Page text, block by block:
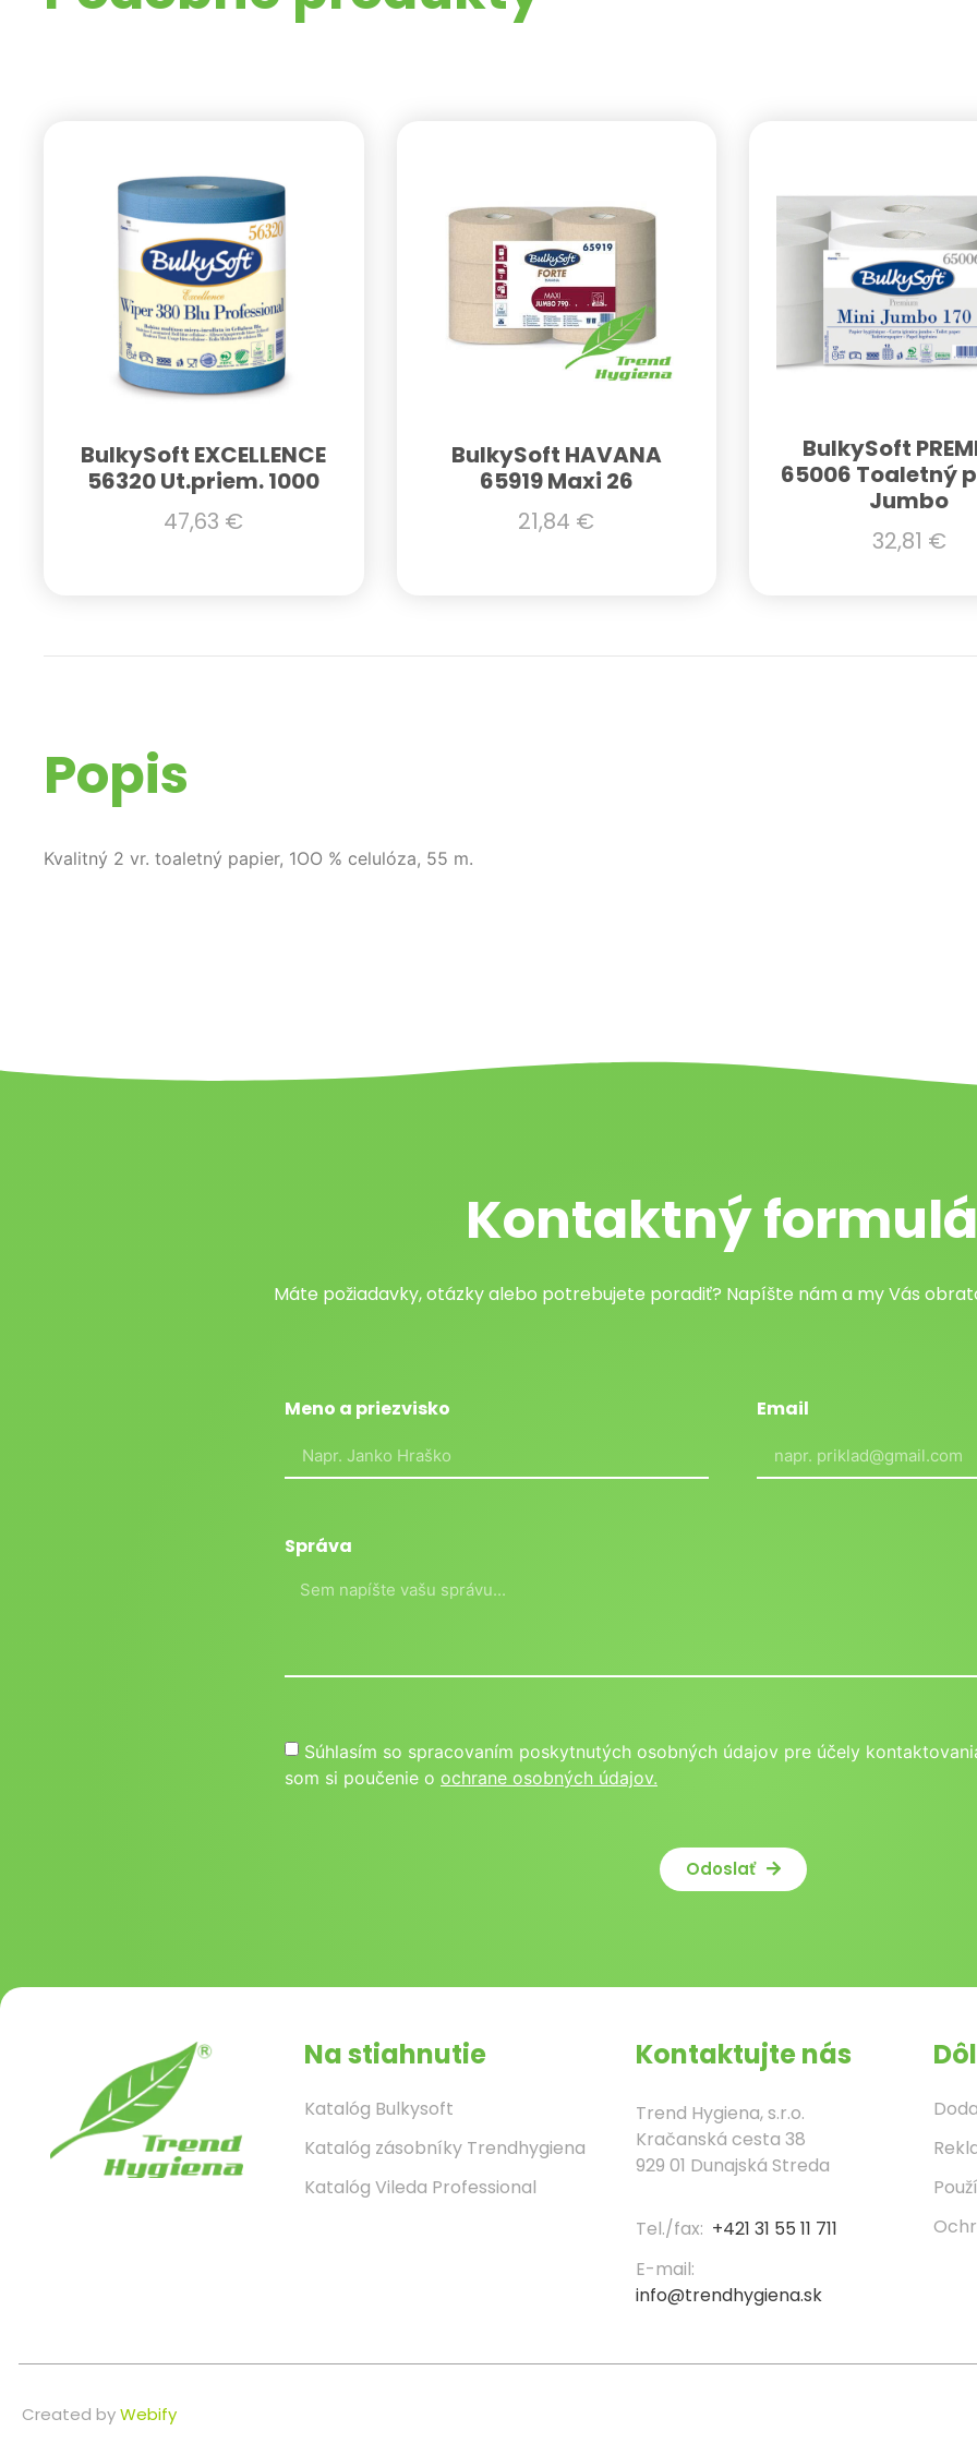
BulkySoft EXCELLENCE
56320 Ut.priem. 1000
47,63 €
BulkySoft HAVANA
65919 Maxi 26
21,84 €
BulkySoft
65006 Toaletný
Jumbo
32,81 €
Popis
Kvalitný 2 vr. toaletný papier, 1OO % celulóza, 55 m.
Kontaktný
Máte požiadavky, otázky alebo potrebujete poradiť? Napíšte nám a my Vás
Meno a priezvisko Email
Správa
Súhlasím so spracovaním poskytnutých osobných údajov pre účely
som si poučenie o ochrane osobných údajov.
Odoslať
Na stiahnutie
Katalóg Bulkysoft
Katalóg zásobníky Trendhygiena
Katalóg Vileda Professional
Kontaktujte nás
Trend Hygiena, s.r.o.
Kračanská cesta 38
929 01 Dunajská Streda
Tel./fax: +421 31 55 11 711
E-mail:
info@trendhygiena.sk
Created byWebify